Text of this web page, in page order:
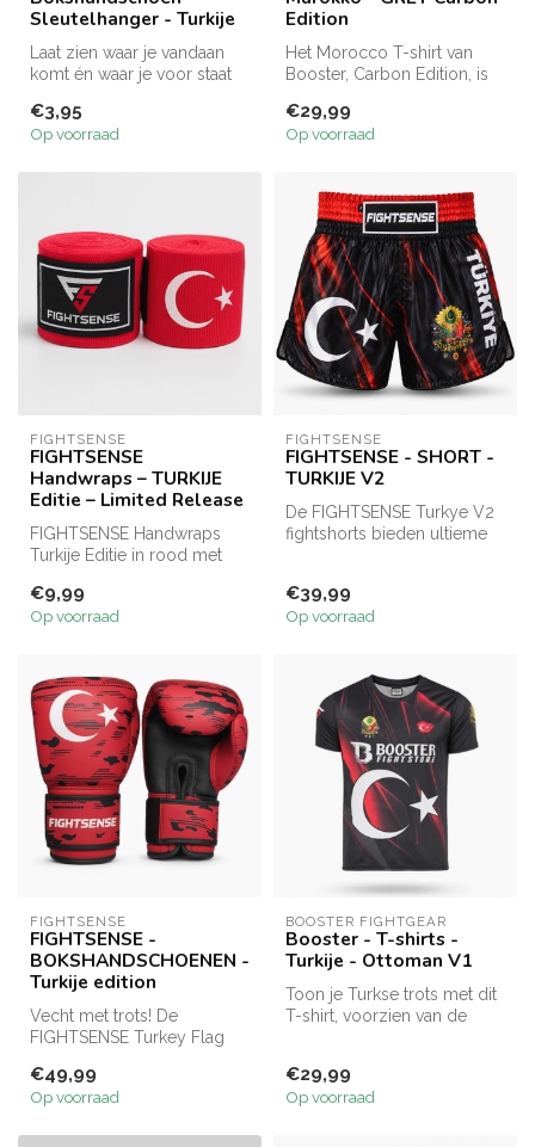
Sleutelhanger - Turkije
Laat zien waar je vandaan
komt én waar je voor staat
Sle...
€3,95
Op voorraad
Edition
Het Morocco T-shirt van
Booster, Carbon Edition, is
zweetabsorberend...
€29,99
Op voorraad
FIGHTSENSE
FIGHTSENSE
Handwraps – TURKIJE
Editie – Limited Release
FIGHTSENSE Handwraps
Turkije Editie in rood met
500 c...
€9,99
Op voorraad
FIGHTSENSE
FIGHTSENSE - SHORT -
TURKIJE V2
De FIGHTSENSE Turkye V2
fightshorts bieden ultieme
€39,99
Op voorraad
FIGHTSENSE
FIGHTSENSE -
BOKSHANDSCHOENEN -
Turkije edition
Vecht met trots! De
FIGHTSENSE Turkey Flag
stijl, comfor...
€49,99
Op voorraad
BOOSTER FIGHTGEAR
Booster - T-shirts -
Turkije - Ottoman V1
Toon je Turkse trots met dit
T-shirt, voorzien van de
€29,99
Op voorraad